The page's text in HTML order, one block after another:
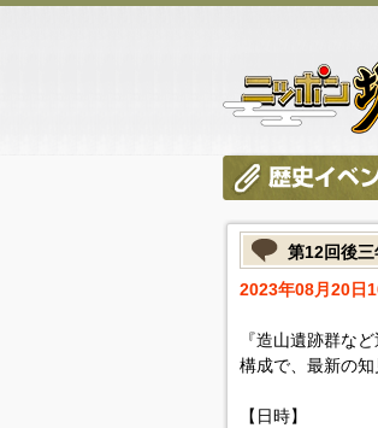
第12回後
2023年08月20日
『造山遺跡群な
構成で、最新の知
【日時】